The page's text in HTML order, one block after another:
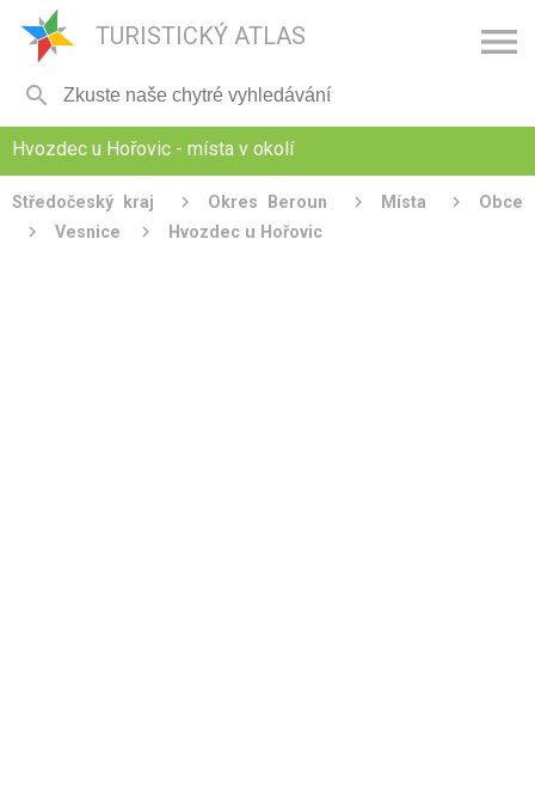
TURISTICKÝ ATLAS 

Hvozdec u Hořovic - místa v okolí
Středočeský kraj Okres Beroun Místa
Obce
Vesnice
Hvozdec u Hořovic